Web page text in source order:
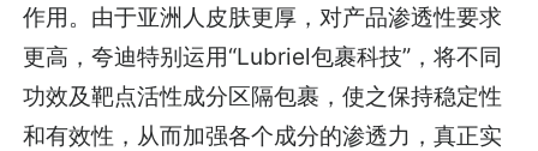
作用。由于亚洲人皮肤更厚，对产品渗透性要求
更高，夸迪特别运用“Lubriel包裹科技”，将不同
功效及靶点活性成分区隔包裹，使之保持稳定性
和有效性，从而加强各个成分的渗透力，真正实